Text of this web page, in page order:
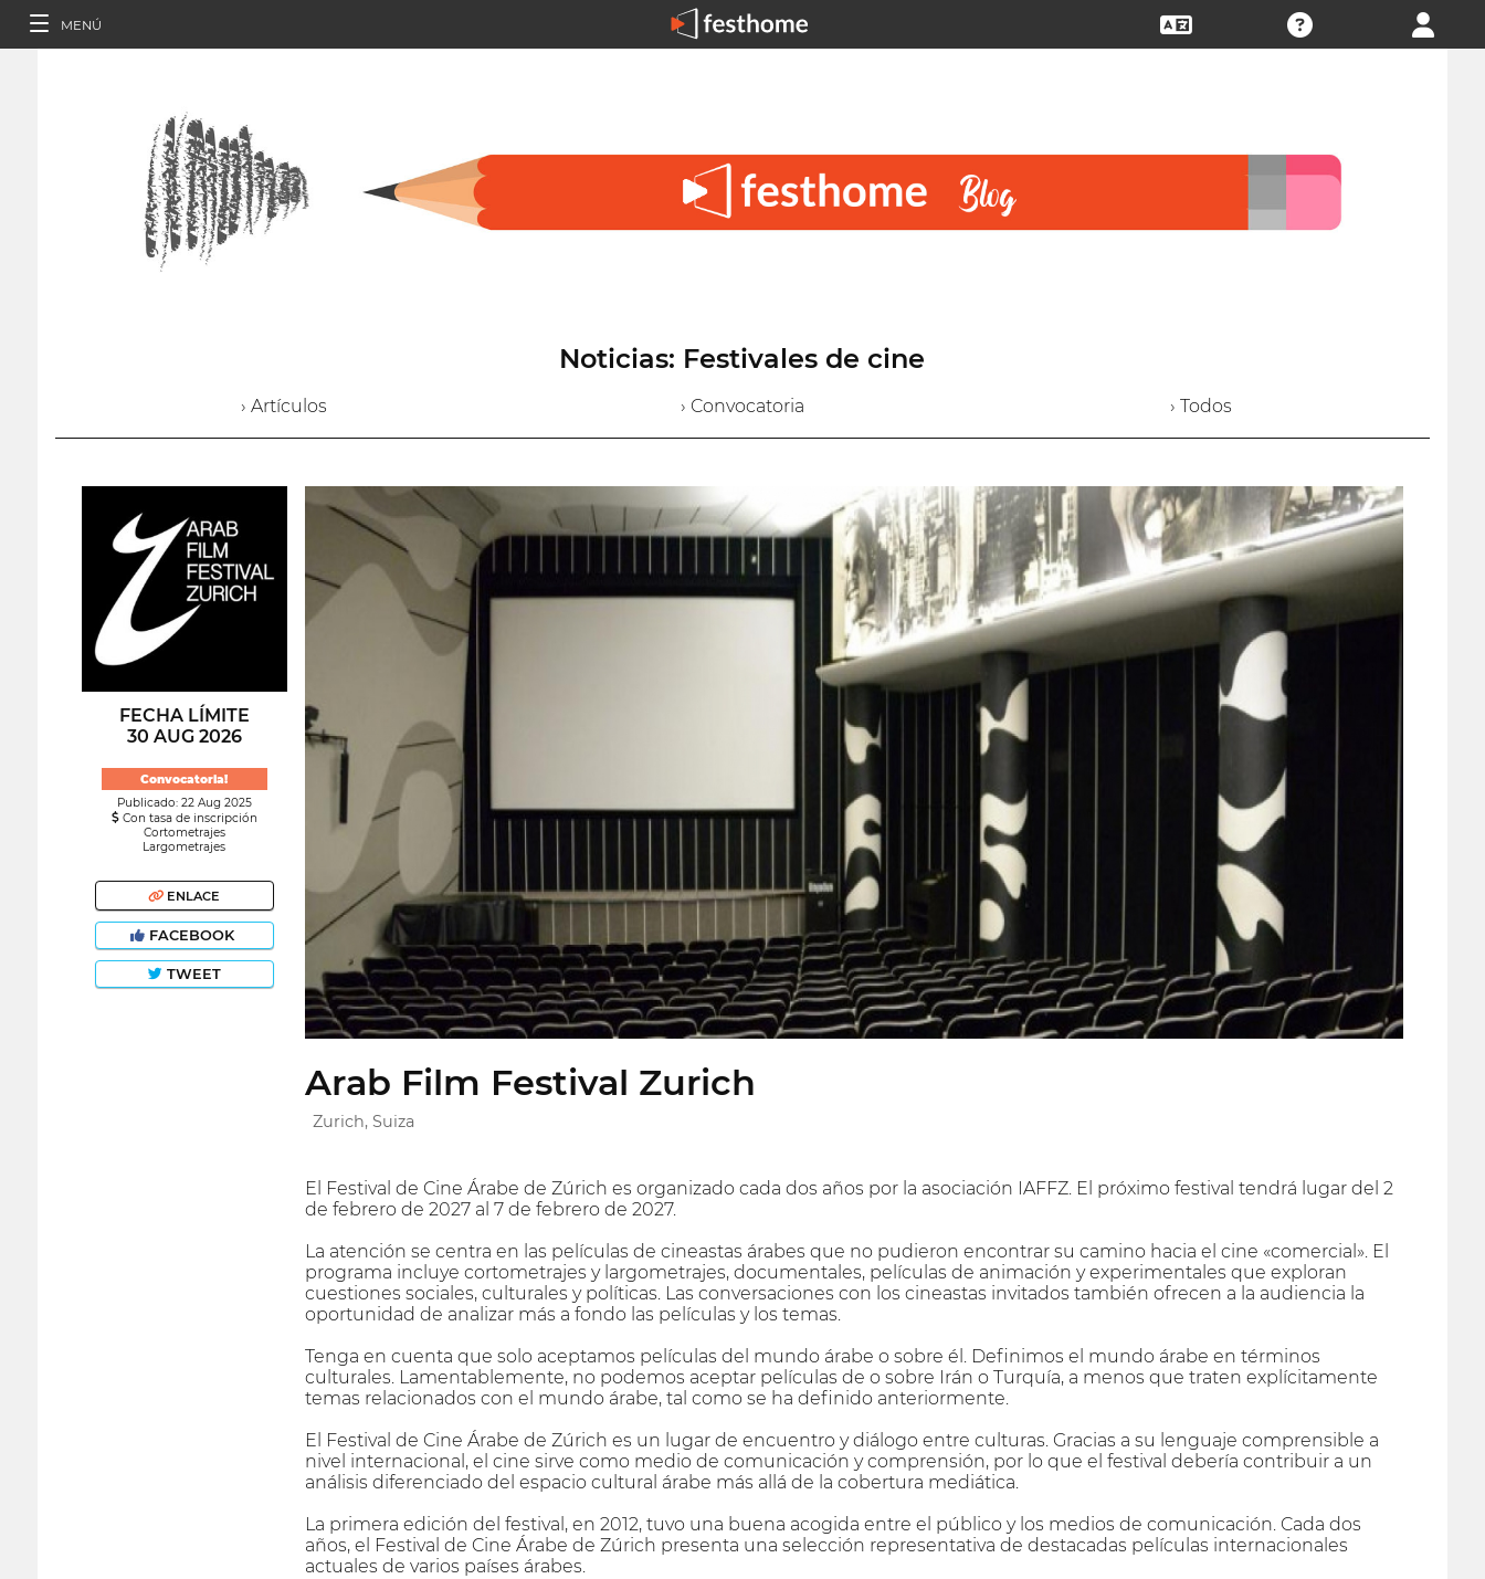
MENÚ
Noticias: Festivales de cine
› Artículos › Convocatoria › Todos
FECHA LÍMITE
30 AUG 2026
Convocatoria!
Publicado: 22 Aug 2025
Con tasa de inscripción
Cortometrajes
Largometrajes
ENLACE
FACEBOOK
TWEET
Arab Film Festival Zurich
Zurich, Suiza
El Festival de Cine Árabe de Zúrich es organizado cada dos años por la asociación IAFFZ. El próximo festival tendrá lugar del 2
de febrero de 2027 al 7 de febrero de 2027.
La atención se centra en las películas de cineastas árabes que no pudieron encontrar su camino hacia el cine «comercial». El
programa incluye cortometrajes y largometrajes, documentales, películas de animación y experimentales que exploran
cuestiones sociales, culturales y políticas. Las conversaciones con los cineastas invitados también ofrecen a la audiencia la
oportunidad de analizar más a fondo las películas y los temas.
Tenga en cuenta que solo aceptamos películas del mundo árabe o sobre él. Definimos el mundo árabe en términos
culturales. Lamentablemente, no podemos aceptar películas de o sobre Irán o Turquía, a menos que traten explícitamente
temas relacionados con el mundo árabe, tal como se ha definido anteriormente.
El Festival de Cine Árabe de Zúrich es un lugar de encuentro y diálogo entre culturas. Gracias a su lenguaje comprensible a
nivel internacional, el cine sirve como medio de comunicación y comprensión, por lo que el festival debería contribuir a un
análisis diferenciado del espacio cultural árabe más allá de la cobertura mediática.
La primera edición del festival, en 2012, tuvo una buena acogida entre el público y los medios de comunicación. Cada dos
años, el Festival de Cine Árabe de Zúrich presenta una selección representativa de destacadas películas internacionales
actuales de varios países árabes.